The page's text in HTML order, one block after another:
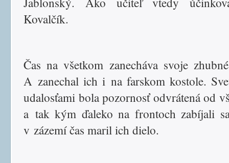
Kovalčík.
Čas na všetkom zanecháva svoje
A zanechal ich i na farskom kostole.
udalosťami bola pozornosť odvrátená od
a tak kým ďaleko na frontoch zabíjali
v zázemí čas maril ich dielo.